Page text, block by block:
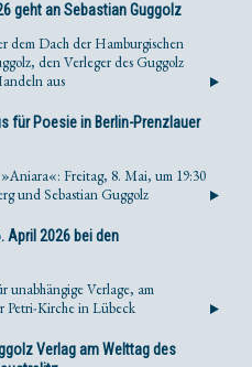
geht an Sebastian Guggolz
Dach der Hamburgischen
den Verleger des Guggolz
aus
für Poesie in Berlin-Prenzlauer
Freitag, 8. Mai, um 19:30
und Sebastian Guggolz
April 2026 bei den
Verlage, am
Petri-Kirche in Lübeck
Verlag am Welttag des